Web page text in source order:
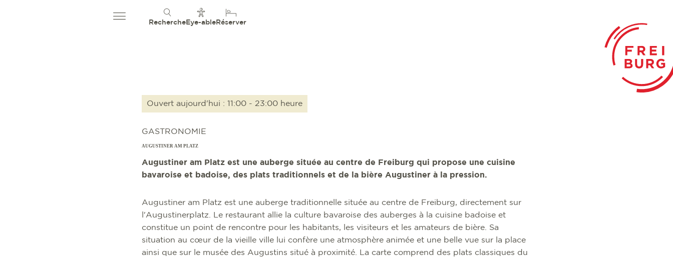
Recherche Eye-able Réserver
Ouvert aujourd'hui : 11:00 - 23:00 heure
GASTRONOMIE
AUGUSTINER AM PLATZ
Augustiner am Platz est une auberge située au centre de Freiburg qui propose une cuisine
bavaroise et badoise, des plats traditionnels et de la bière Augustiner à la pression.
Augustiner am Platz est une auberge traditionnelle située au centre de Freiburg, directement sur
l'Augustinerplatz. Le restaurant allie la culture bavaroise des auberges à la cuisine badoise et
constitue un point de rencontre pour les habitants, les visiteurs et les amateurs de bière. Sa
situation au cœur de la vieille ville lui confère une atmosphère animée et une belle vue sur la place
ainsi que sur le musée des Augustins situé à proximité. La carte comprend des plats classiques du